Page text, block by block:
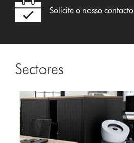
Solicite o nosso contacto
Sectores